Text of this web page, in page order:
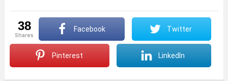
38
shares
Facebook Twitter
Pinterest LinkedIn